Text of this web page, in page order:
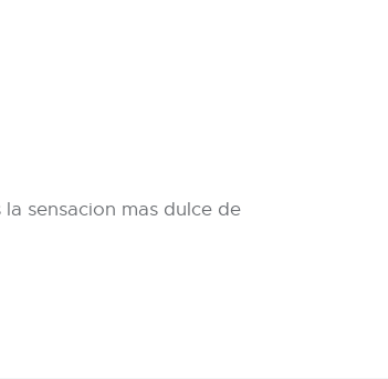
sensacion mas dulce de